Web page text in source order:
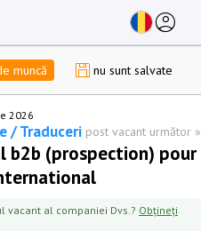
account_circle
muncă nu sunt salvate
2026
/ Traduceri post vacant următor »
b2b (prospection) pour
vacant al companiei Dvs.? Obțineți